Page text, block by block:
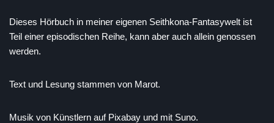
Dieses Hörbuch in meiner eigenen Seithkona-Fantasywelt ist
Teil einer episodischen Reihe, kann aber auch allein genossen
werden.
Text und Lesung stammen von Marot.
Musik von Künstlern auf Pixabay und mit Suno.